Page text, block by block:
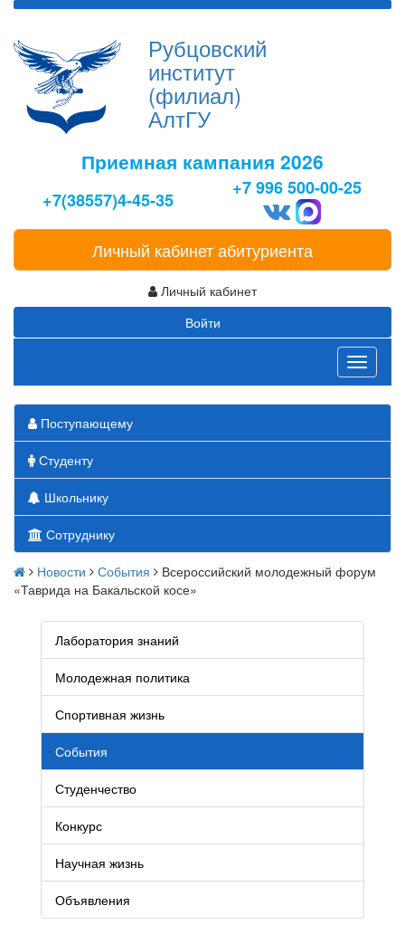
Рубцовский
институт
(филиал)
АлтГУ
Приемная кампания 2026
+7(38557)4-45-35
+7 996 500-00-25
Личный кабинет абитуриента
Личный кабинет
Войти
Toggle
Поступающему
Студенту
Школьнику
Сотруднику
Новости События
Всероссийский молодежный форум
«Таврида на Бакальской косе»
Лаборатория знаний
Молодежная политика
Спортивная жизнь
События
Студенчество
Конкурс
Научная жизнь
Объявления